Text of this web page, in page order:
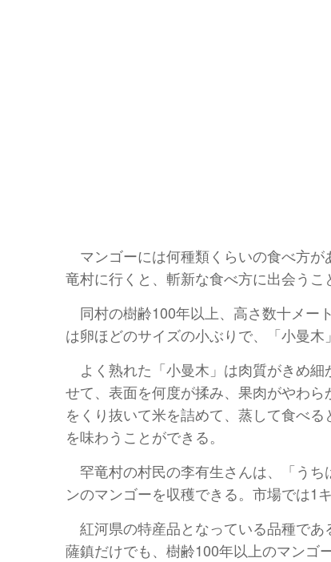
マンゴーには何種類くらいの食べ方
竜村に行くと、斬新な食べ方に出会うこ
同村の樹齢100年以上、高さ数十メー
は卵ほどのサイズの小ぶりで、「小曼木
よく熟れた「小曼木」は肉質がきめ
せて、表面を何度が揉み、果肉がやわ
をくり抜いて米を詰めて、蒸して食べ
を味わうことができる。
罕竜村の村民の李有生さんは、「う
ンのマンゴーを収穫できる。市場では1
紅河県の特産品となっている品種で
薩鎮だけでも、樹齢100年以上のマンゴ